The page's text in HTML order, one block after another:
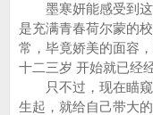
墨寒妍能感受到这
是充满青春荷尔蒙的
常，毕竟娇美的面容
十二三岁 开始就已经
只不过，现在瞄窥
生起，就给自己带大